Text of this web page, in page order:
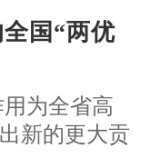
国“两优
为全省高
新的更大贡